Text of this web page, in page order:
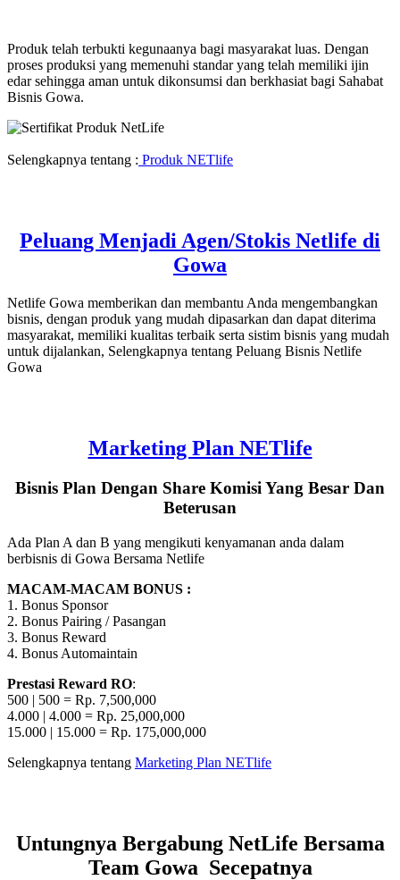
Produk telah terbukti kegunaanya bagi masyarakat luas. Dengan
proses produksi yang memenuhi standar yang telah memiliki ijin
edar sehingga aman untuk dikonsumsi dan berkhasiat bagi Sahabat
Bisnis Gowa.
Selengkapnya tentang : Produk NETlife
Peluang Menjadi Agen/Stokis Netlife di
Gowa
Netlife Gowa memberikan dan membantu Anda mengembangkan
bisnis, dengan produk yang mudah dipasarkan dan dapat diterima
masyarakat, memiliki kualitas terbaik serta sistim bisnis yang mudah
untuk dijalankan, Selengkapnya tentang Peluang Bisnis Netlife
Gowa
Marketing Plan NETlife
Bisnis Plan Dengan Share Komisi Yang Besar Dan
Beterusan
Ada Plan A dan B yang mengikuti kenyamanan anda dalam
berbisnis di Gowa Bersama Netlife
MACAM-MACAM BONUS :
1. Bonus Sponsor
2. Bonus Pairing / Pasangan
3. Bonus Reward
4. Bonus Automaintain
Prestasi Reward RO:
500 | 500 = Rp. 7,500,000
4.000 | 4.000 = Rp. 25,000,000
15.000 | 15.000 = Rp. 175,000,000
Selengkapnya tentang Marketing Plan NETlife
Untungnya Bergabung NetLife Bersama
Team Gowa Secepatnya